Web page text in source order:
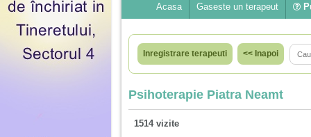
Acasa Gaseste un terapeut
Inregistrare terapeuti << Inapoi
Psihoterapie Piatra Neamt
1514 vizite